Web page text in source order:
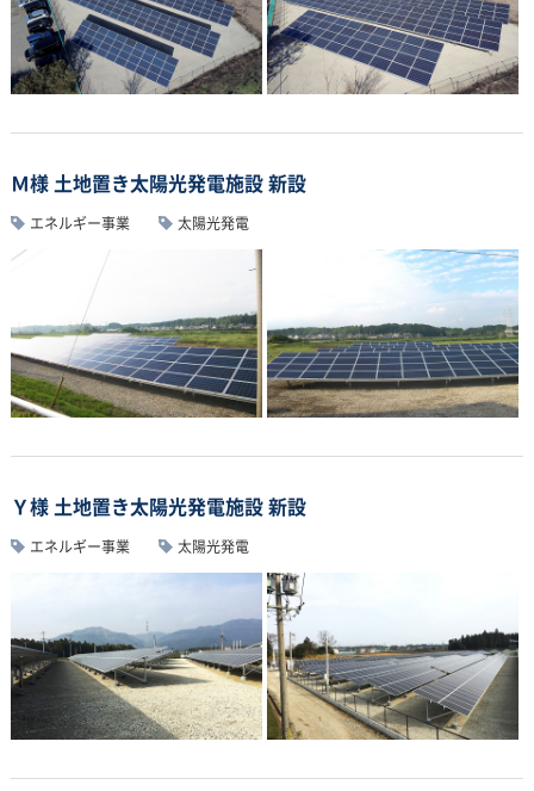
Ｍ様 土地置き太陽光発電施設 新設
エネルギー事業 太陽光発電
Ｙ様 土地置き太陽光発電施設 新設
エネルギー事業 太陽光発電